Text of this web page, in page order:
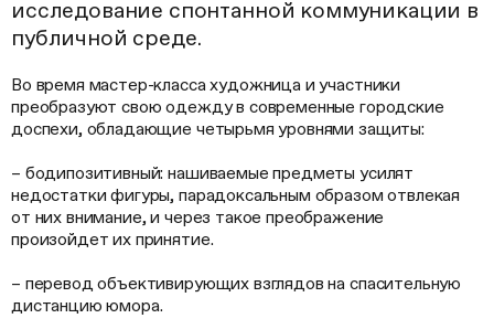
исследование спонтанной коммуникации в
публичной среде.
Во время мастер-класса художница и участники
преобразуют свою одежду в современные городские
доспехи, обладающие четырьмя уровнями защиты:
– бодипозитивный: нашиваемые предметы усилят
недостатки фигуры, парадоксальным образом отвлекая
от них внимание, и через такое преображение
произойдет их принятие.
– перевод объективирующих взглядов на спасительную
дистанцию юмора.